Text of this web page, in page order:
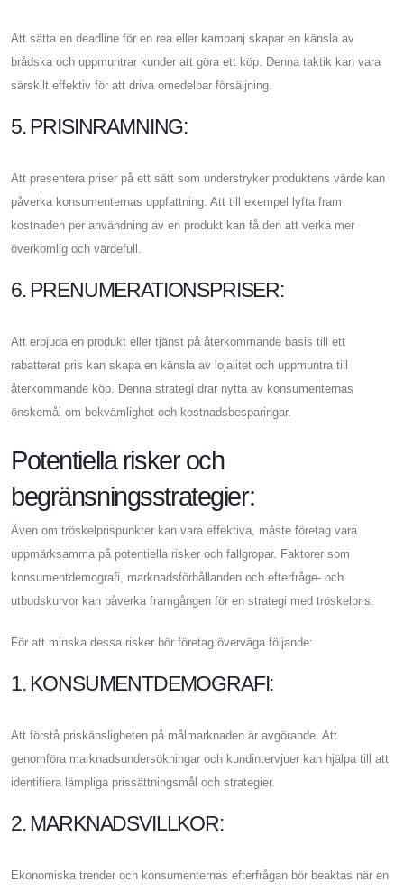
Att sätta en deadline för en rea eller kampanj skapar en känsla av
brådska och uppmuntrar kunder att göra ett köp. Denna taktik kan vara
särskilt effektiv för att driva omedelbar försäljning.
5. PRISINRAMNING:
Att presentera priser på ett sätt som understryker produktens värde kan
påverka konsumenternas uppfattning. Att till exempel lyfta fram
kostnaden per användning av en produkt kan få den att verka mer
överkomlig och värdefull.
6. PRENUMERATIONSPRISER:
Att erbjuda en produkt eller tjänst på återkommande basis till ett
rabatterat pris kan skapa en känsla av lojalitet och uppmuntra till
återkommande köp. Denna strategi drar nytta av konsumenternas
önskemål om bekvämlighet och kostnadsbesparingar.
Potentiella risker och
begränsningsstrategier:
Även om tröskelprispunkter kan vara effektiva, måste företag vara
uppmärksamma på potentiella risker och fallgropar. Faktorer som
konsumentdemografi, marknadsförhållanden och efterfråge- och
utbudskurvor kan påverka framgången för en strategi med tröskelpris.
För att minska dessa risker bör företag överväga följande:
1. KONSUMENTDEMOGRAFI:
Att förstå priskänsligheten på målmarknaden är avgörande. Att
genomföra marknadsundersökningar och kundintervjuer kan hjälpa till att
identifiera lämpliga prissättningsmål och strategier.
2. MARKNADSVILLKOR:
Ekonomiska trender och konsumenternas efterfrågan bör beaktas när en